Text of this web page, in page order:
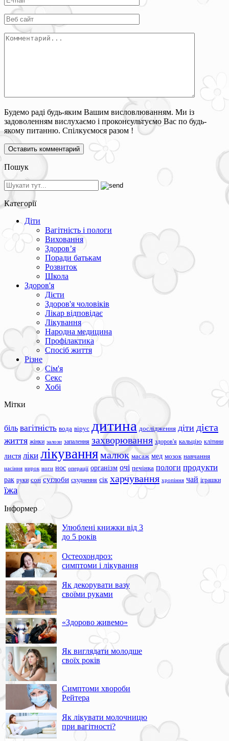
Будемо раді будь-яким Вашим висловлюванням. Ми із
задоволенням вислухаємо і проконсультуємо Вас по будь-
якому питанню. Спілкуємося разом !
Пошук
Категорії
Діти
Вагітність і пологи
Виховання
Здоров’я
Поради батькам
Розвиток
Школа
Здоров'я
Дієти
Здоров'я чоловіків
Лікар відповідає
Лікування
Народна медицина
Профілактика
Спосіб життя
Різне
Сім'я
Секс
Хобі
Мітки
біль вагітність вода вірус дитина дослідження діти дієта
життя жінки залози запалення захворювання здоров'я кальцію клітини
листя ліки лікуваннямалюк масаж мед мозок навчання
насіння нирок ноги нос операції організм очі печінка пологи продукти
рак руки сон суглоби схуднення сік харчування хропіння чай іграшки
їжа
Інформер
Улюблені книжки від 3
до 5 років
Остеохондроз:
симптоми і лікування
Як декорувати вазу
своїми руками
«Здорово живемо»
Як виглядати молодше
своїх років
Симптоми хвороби
Рейтера
Як лікувати молочницю
при вагітності?